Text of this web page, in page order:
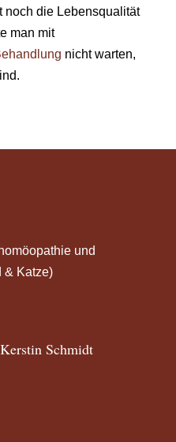
noch die Lebensqualität
man mit
nicht warten,
und
& Katze)
Schmidt